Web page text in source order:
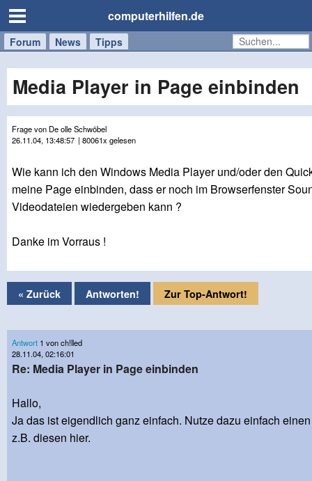
computerhilfen.de
Forum News Tipps
Handy
Tablet
Windows
Mac
Media Player in Page einbinden
Frage von De olle Schwöbel
26.11.04, 13:48:57 | 80061x gelesen
Wie kann ich den Windows Media Player und/oder den
meine Page einbinden, dass er noch im Browserfenster
Videodateien wiedergeben kann ?
Danke im Vorraus !
« Zurück Antworten! Zur Top-Antwort!
Antwort 1 von ch!lled
28.11.04, 02:16:01
Re: Media Player in Page einbinden
Hallo,
Ja das ist eigendlich ganz einfach. Nutze dazu einfach
z.B. diesen hier.